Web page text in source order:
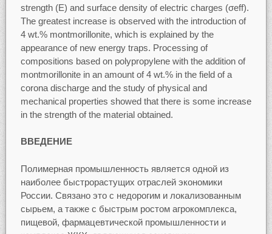
strength (E) and surface density of electric charges (σeff).
The greatest increase is observed with the introduction of
4 wt.% montmorillonite, which is explained by the
appearance of new energy traps. Processing of
compositions based on polypropylene with the addition of
montmorillonite in an amount of 4 wt.% in the field of a
corona discharge and the study of physical and
mechanical properties showed that there is some increase
in the strength of the material obtained.
ВВЕДЕНИЕ
Полимерная промышленность является одной из
наиболее быстрорастущих отраслей экономики
России. Связано это с недорогим и локализованным
сырьем, а также с быстрым ростом агрокомплекса,
пищевой, фармацевтической промышленности и